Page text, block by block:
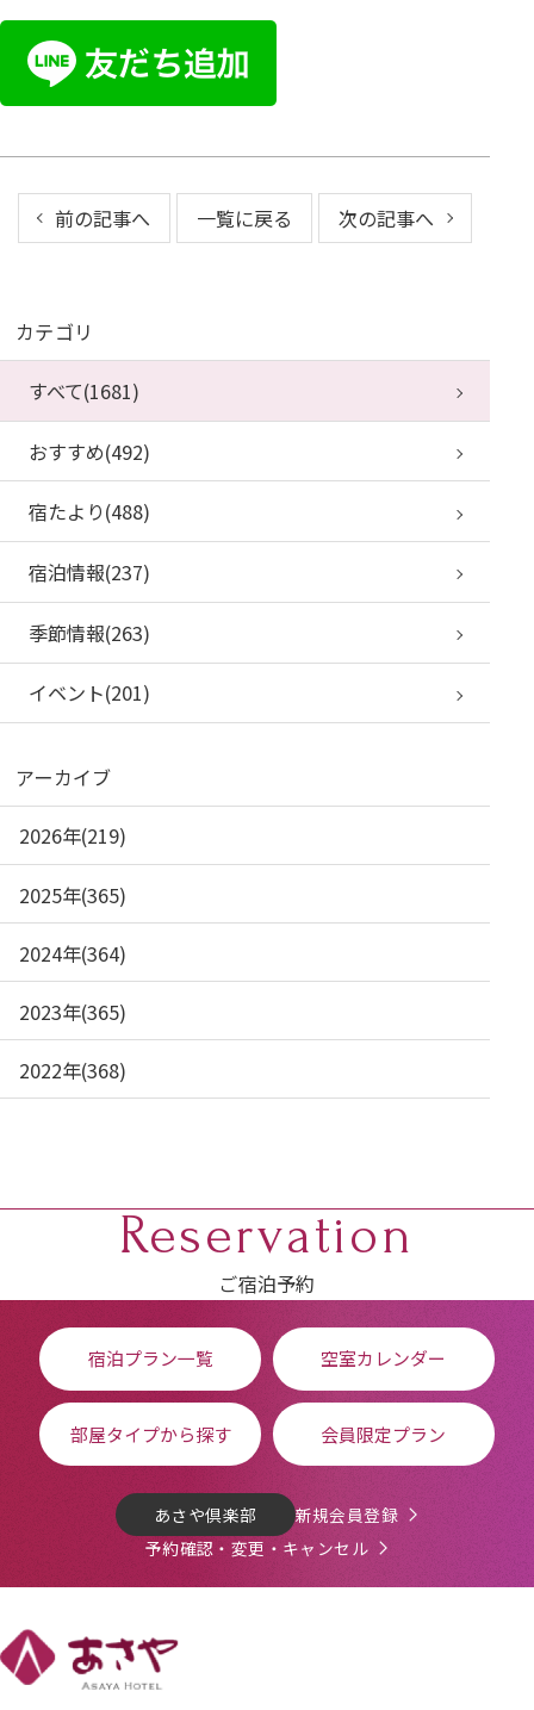
前の記事へ 一覧に戻る 次の記事へ
カテゴリ
すべて(1681)
おすすめ(492)
宿たより(488)
宿泊情報(237)
季節情報(263)
イベント(201)
アーカイブ
2026年(219)
2025年(365)
2024年(364)
2023年(365)
2022年(368)
Reservation
ご宿泊予約
宿泊プラン一覧 空室カレンダー
部屋タイプから探す 会員限定プラン
あさや倶楽部
新規会員登録
予約確認・変更・キャンセル